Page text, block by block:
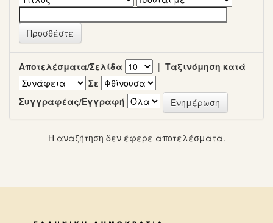
Αποτελέσματα/Σελίδα | Ταξινόμηση κατά
Σε
Συγγραφέας/Εγγραφή
Η αναζήτηση δεν έφερε αποτελέσματα.